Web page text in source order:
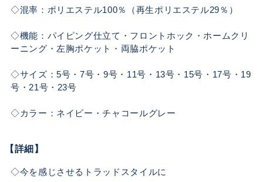
◇混率：ポリエステル100％（再生ポリエステル29％）
◇機能：パイピング仕立て・フロントホック・ホームクリ
ーニング・左胸ポケット・両脇ポケット
◇サイズ：5号・7号・9号・11号・13号・15号・17号・19
号・21号・23号
◇カラー：ネイビー・チャコールグレー
【詳細】
◇今を感じさせるトラッドスタイルに